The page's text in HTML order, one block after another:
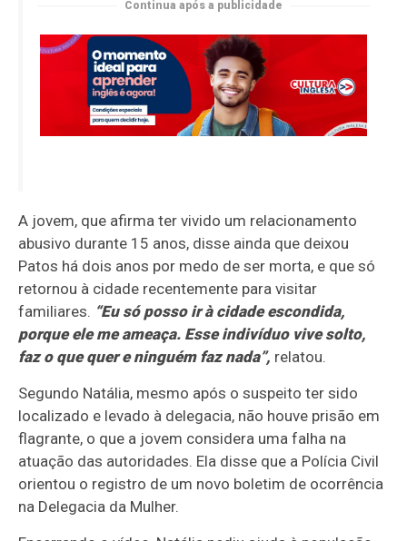
Continua após a publicidade
A jovem, que afirma ter vivido um relacionamento
abusivo durante 15 anos, disse ainda que deixou
Patos há dois anos por medo de ser morta, e que só
retornou à cidade recentemente para visitar
familiares. “Eu só posso ir à cidade escondida,
porque ele me ameaça. Esse indivíduo vive solto,
faz o que quer e ninguém faz nada”, relatou.
Segundo Natália, mesmo após o suspeito ter sido
localizado e levado à delegacia, não houve prisão em
flagrante, o que a jovem considera uma falha na
atuação das autoridades. Ela disse que a Polícia Civil
orientou o registro de um novo boletim de ocorrência
na Delegacia da Mulher.